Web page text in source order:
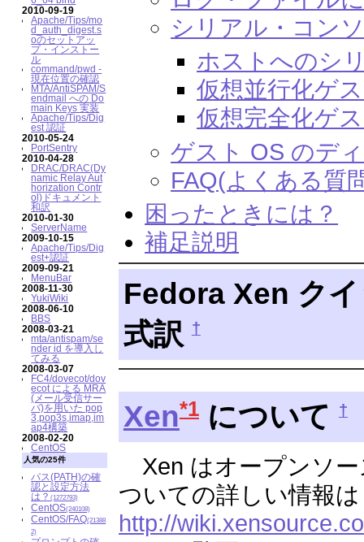
2010-09-19
Apache/Tips/mo
d_auth_digest.s
oのセットアッ
プ・インストー
ル
command/pwd -
現在位置の確認
MTA/AntiSPAM/S
endmail への Do
main Keys 実装
Apache/Tips/Dig
est 認証
2010-05-24
PortSentry
2010-04-28
DRAC/DRAC(Dy
namic Relay Aut
horization Contr
ol)ドキュメント
和訳
2010-01-30
ServerName
2009-10-15
Apache/Tips/Dig
est+認証
2009-09-21
MenuBar
2008-11-30
YukiWiki
2008-06-10
BBS
2008-03-21
mta/antispam/se
nder id を導入し
てみる
2008-03-07
FC4/dovecot/dov
ecot による MRA
(メール受信サー
バ)を用いた pop
3,pop3s,imap,im
ap4構築
2008-02-20
CentOS
人気の25件
パス(PATH)の確
認と設定方法
は？(1272793)
CentOS(240108)
CentOS/FAQ(21388
2)
シリアル・コン
ホストへのシ
仮想並行化ゲ
仮想完全化ゲ
ゲスト OS のデ
FAQ(よくある質
困ったときには？
補足説明
Fedora Xen ク
式訳 †
Xen*1について †
Xen はオープンソー
ついての詳しい情報
http://